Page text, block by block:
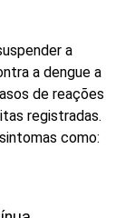
a
a dengue a
de reações
registradas.
como: